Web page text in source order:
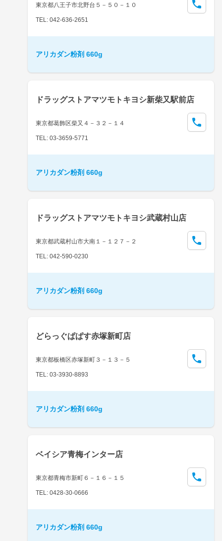
東京都八王子市北野台５－５０－１０
TEL: 042-636-2651
アリカダン粉剤 660g
ドラッグストアマツモトキヨシ新柴又駅前店
東京都葛飾区柴又４－３２－１４
TEL: 03-3659-5771
アリカダン粉剤 660g
ドラッグストアマツモトキヨシ武蔵村山店
東京都武蔵村山市大南１－１２７－２
TEL: 042-590-0230
アリカダン粉剤 660g
どらっぐぱぱす赤塚新町店
東京都板橋区赤塚新町３－１３－５
TEL: 03-3930-8893
アリカダン粉剤 660g
ベイシア青梅インター店
東京都青梅市新町６－１６－１５
TEL: 0428-30-0666
アリカダン粉剤 660g